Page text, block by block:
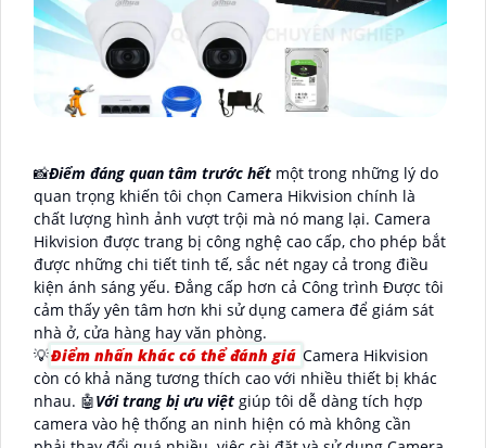
📸Điểm đáng quan tâm trước hết một trong những lý do
quan trọng khiến tôi chọn Camera Hikvision chính là
chất lượng hình ảnh vượt trội mà nó mang lại. Camera
Hikvision được trang bị công nghệ cao cấp, cho phép bắt
được những chi tiết tinh tế, sắc nét ngay cả trong điều
kiện ánh sáng yếu. Đẳng cấp hơn cả Công trình Được tôi
cảm thấy yên tâm hơn khi sử dụng camera để giám sát
nhà ở, cửa hàng hay văn phòng.
💡Điểm nhấn khác có thể đánh giá Camera Hikvision
còn có khả năng tương thích cao với nhiều thiết bị khác
nhau. 🤖️Với trang bị ưu việt giúp tôi dễ dàng tích hợp
camera vào hệ thống an ninh hiện có mà không cần